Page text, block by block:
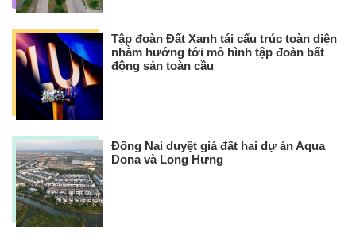
Tập đoàn Đất Xanh tái cấu trúc toàn diện
nhằm hướng tới mô hình tập đoàn bất
động sản toàn cầu
Đồng Nai duyệt giá đất hai dự án Aqua
Dona và Long Hưng